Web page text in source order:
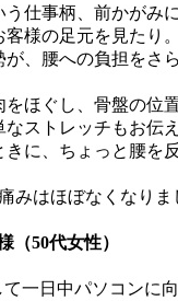
仕事柄、前かがみ
様の足元を見たり。
が、腰への負担をさ
ほぐし、骨盤の位
ストレッチもお伝
きに、ちょっと腰を
みはほぼなくなりま
（50代女性）
一日中パソコンに向